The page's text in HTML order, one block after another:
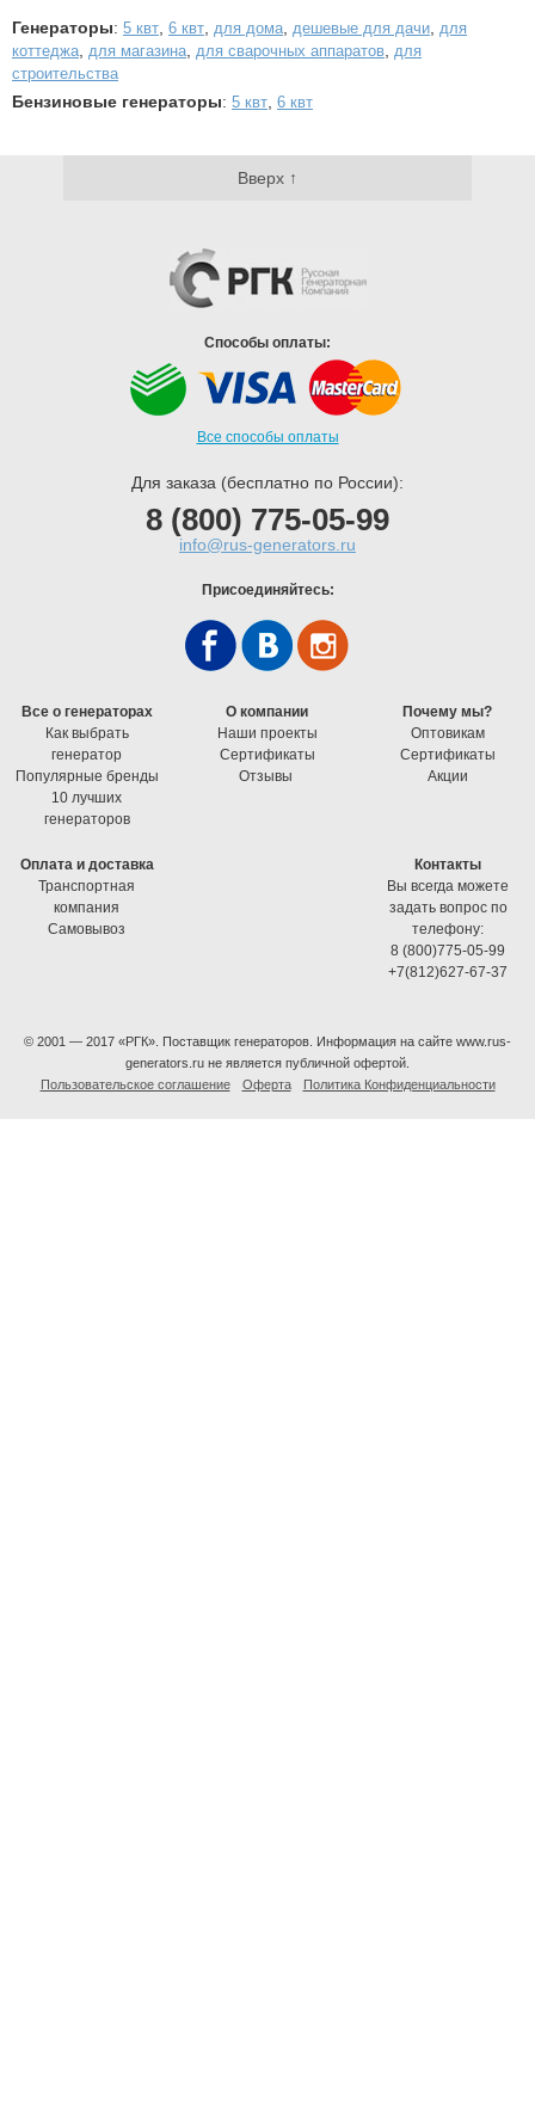
Генераторы: 5 квт 6 квт для дома дешевые для дачи для
коттеджа для магазина для сварочных аппаратов для
строительства
Бензиновые генераторы: 5 квт 6 квт
Вверх ↑
Способы оплаты:
Все способы оплаты
Для заказа (бесплатно по России):
8 (800) 775-05-99
info@rus-generators.ru
Присоединяйтесь:
Все о генераторах
Как выбрать
генератор
Популярные бренды
10 лучших
генераторов
О компании
Наши проекты
Cертификаты
Отзывы
Почему мы?
Оптовикам
Cертификаты
Акции
Оплата и доставка
Транспортная
компания
Самовывоз
Контакты
Вы всегда можете
задать вопрос по
телефону:
8 (800)775-05-99
+7(812)627-67-37
© 2001 — 2017 «РГК». Поставщик генераторов. Информация на сайте www.rus-
generators.ru не является публичной офертой.
Пользовательское соглашение
Оферта Политика Конфиденциальности